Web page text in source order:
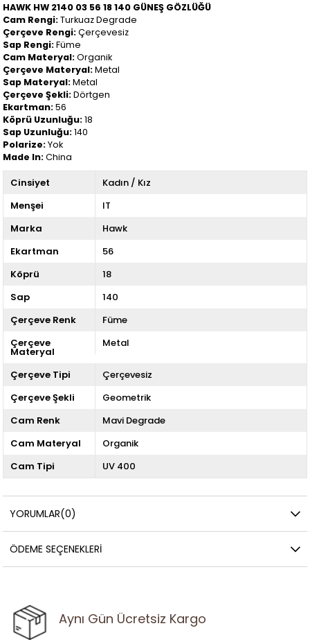
HAWK HW 2140 03 56 18 140 GÜNEŞ GÖZLÜĞÜ
Cam Rengi:Turkuaz Degrade
Çerçeve Rengi:Çerçevesiz
Sap Rengi:Füme
Cam Materyal:Organik
Çerçeve Materyal:Metal
Sap Materyal:Metal
Çerçeve Şekli:Dörtgen
Ekartman:56
Köprü Uzunluğu:18
Sap Uzunluğu:140
Polarize:Yok
Made In:China
Cinsiyet
Kadın / Kız
Menşei
IT
Marka
Hawk
Ekartman
56
Köprü
18
Sap
140
Çerçeve Renk
Füme
Çerçeve
Materyal
Metal
Çerçeve Tipi
Çerçevesiz
Çerçeve Şekli
Geometrik
Cam Renk
Mavi Degrade
Cam Materyal
Organik
Cam Tipi
UV 400
YORUMLAR(0)
ÖDEME SEÇENEKLERI
Aynı Gün Ücretsiz Kargo